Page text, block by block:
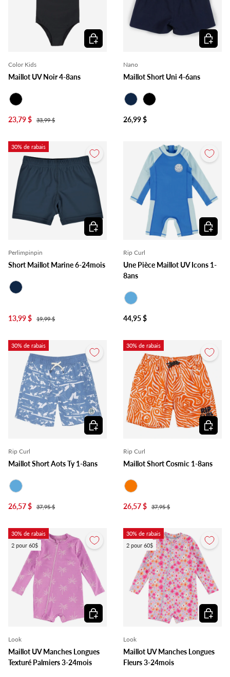
Color Kids
Maillot UV Noir 4-8ans
23,79 $
33,99 $
Choisir les options
Nano
Maillot Short Uni 4-6ans
26,99 $
Choisir
30% de rabais
Perlimpinpin
Short Maillot Marine 6-24mois
13,99 $ 19,99 $
Choisir les options
Rip Curl
Une Pièce Maillot UV Icons 1-
8ans
44,95 $
Choisir
30% de rabais
Rip Curl
Maillot Short Aots Ty 1-8ans
26,57 $
37,95 $
Choisir les options
30% de rabais
Rip Curl
Maillot Short Cosmic 1-8ans
26,57 $
37,95 $
Choisir
30% de rabais
2 pour 60$
Look
Maillot UV Manches Longues
Texturé Palmiers 3-24mois
Choisir les options
30% de rabais
2 pour 60$
Look
Maillot UV Manches Longues
Fleurs 3-24mois
Choisir